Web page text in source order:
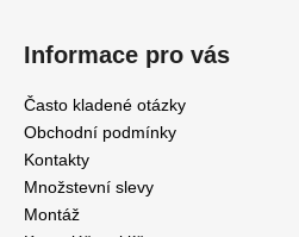
Informace pro vás
Často kladené otázky
Obchodní podmínky
Kontakty
Množstevní slevy
Montáž